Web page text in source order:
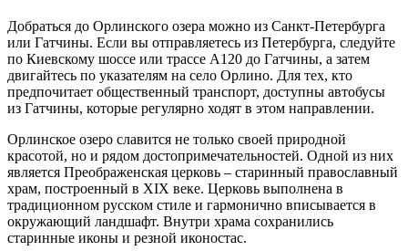
Добраться до Орлинского озера можно из Санкт-Петербурга
или Гатчины. Если вы отправляетесь из Петербурга, следуйте
по Киевскому шоссе или трассе А120 до Гатчины, а затем
двигайтесь по указателям на село Орлино. Для тех, кто
предпочитает общественный транспорт, доступны автобусы
из Гатчины, которые регулярно ходят в этом направлении.
Орлинское озеро славится не только своей природной
красотой, но и рядом достопримечательностей. Одной из них
является Преображенская церковь – старинный православный
храм, построенный в XIX веке. Церковь выполнена в
традиционном русском стиле и гармонично вписывается в
окружающий ландшафт. Внутри храма сохранились
старинные иконы и резной иконостас.